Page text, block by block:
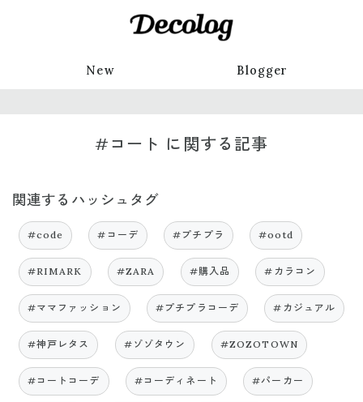
New Blogger
#コート に関する記事
関連するハッシュタグ
#code #コーデ #プチプラ #ootd
#RIMARK #ZARA #購入品 #カラコン
#ママファッション #プチプラコーデ #カジュアル
#神戸レタス #ゾゾタウン #ZOZOTOWN
#コートコーデ #コーディネート #パーカー